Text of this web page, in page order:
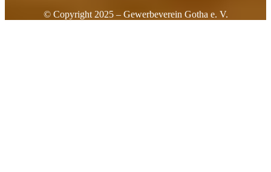
© Copyright 2025 – Gewerbeverein Gotha e. V.